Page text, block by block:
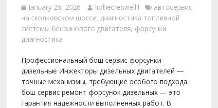
January 26, 2026 holliecreswell1
автосервис
на сколковском шоссе, диагностика топливной
системы бензинового двигателя, форсунки
диагностика
Профессиональный бош сервис форсунки
дизельные Инжекторы дизельных двигателей —
точные механизмы, требующие особого подхода.
бош сервис ремонт форсунок дизельных — это
гарантия надежности выполненных работ. В